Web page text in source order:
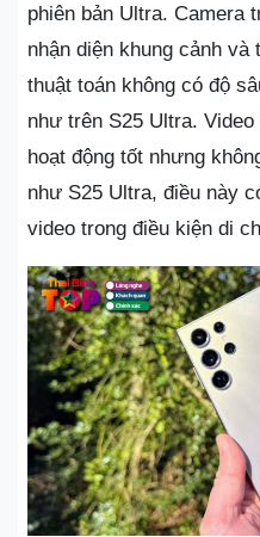
phiên bản Ultra. Camera
nhận diện khung cảnh
thuật toán không có độ
như trên S25 Ultra.
hoạt động tốt nhưng
như S25 Ultra, điều này
video trong điều kiện di